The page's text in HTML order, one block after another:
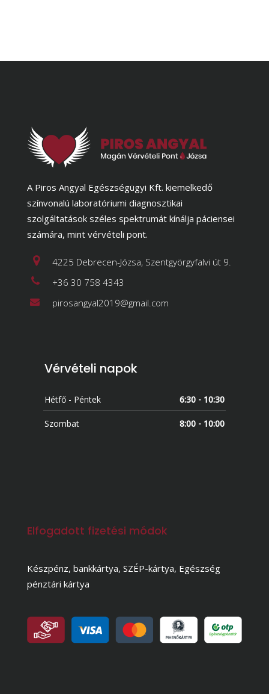
A Piros Angyal Egészségügyi Kft. kiemelkedő
színvonalú laboratóriumi diagnosztikai
szolgáltatások széles spektrumát kínálja páciensei
számára, mint vérvételi pont.
4225 Debrecen-Józsa, Szentgyörgyfalvi út 9.
+36 30 758 4343
pirosangyal2019@gmail.com
Vérvételi napok
Hétfő - Péntek 6:30 - 10:30
Szombat 8:00 - 10:00
Elfogadott fizetési módok
Készpénz, bankkártya, SZÉP-kártya, Egészség
pénztári kártya